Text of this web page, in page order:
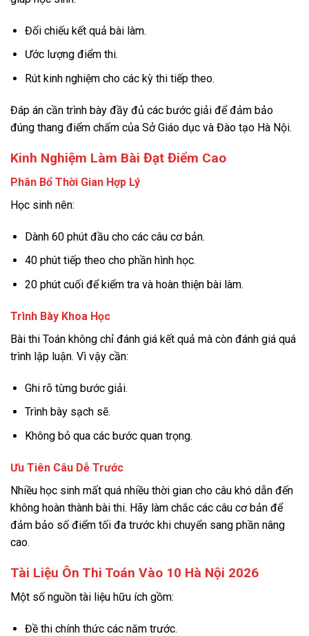
Đối chiếu kết quả bài làm.
Ước lượng điểm thi.
Rút kinh nghiệm cho các kỳ thi tiếp theo.
Đáp án cần trình bày đầy đủ các bước giải để đảm bảo
đúng thang điểm chấm của Sở Giáo dục và Đào tạo Hà Nội.
Kinh Nghiệm Làm Bài Đạt Điểm Cao
Phân Bổ Thời Gian Hợp Lý
Học sinh nên:
Dành 60 phút đầu cho các câu cơ bản.
40 phút tiếp theo cho phần hình học.
20 phút cuối để kiểm tra và hoàn thiện bài làm.
Trình Bày Khoa Học
Bài thi Toán không chỉ đánh giá kết quả mà còn đánh giá quá
trình lập luận. Vì vậy cần:
Ghi rõ từng bước giải.
Trình bày sạch sẽ.
Không bỏ qua các bước quan trọng.
Ưu Tiên Câu Dễ Trước
Nhiều học sinh mất quá nhiều thời gian cho câu khó dẫn đến
không hoàn thành bài thi. Hãy làm chắc các câu cơ bản để
đảm bảo số điểm tối đa trước khi chuyển sang phần nâng
cao.
Tài Liệu Ôn Thi Toán Vào 10 Hà Nội 2026
Một số nguồn tài liệu hữu ích gồm:
Đề thi chính thức các năm trước.